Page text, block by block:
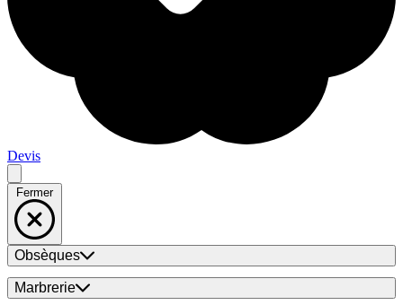
Devis
Fermer
Obsèques
Marbrerie